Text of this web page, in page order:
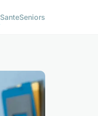
SanteSeniors